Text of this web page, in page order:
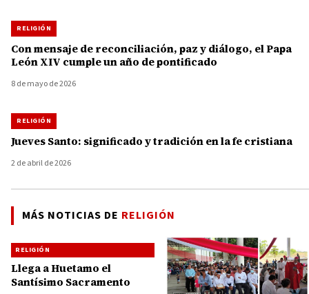
RELIGIÓN
Con mensaje de reconciliación, paz y diálogo, el Papa
León XIV cumple un año de pontificado
8 de mayo de 2026
RELIGIÓN
Jueves Santo: significado y tradición en la fe cristiana
2 de abril de 2026
MÁS NOTICIAS DE RELIGIÓN
RELIGIÓN
Llega a Huetamo el
Santísimo Sacramento